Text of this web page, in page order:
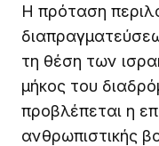
Η πρόταση
τη θέση των
μήκος του
προβλέπεται η
ανθρωπιστικής